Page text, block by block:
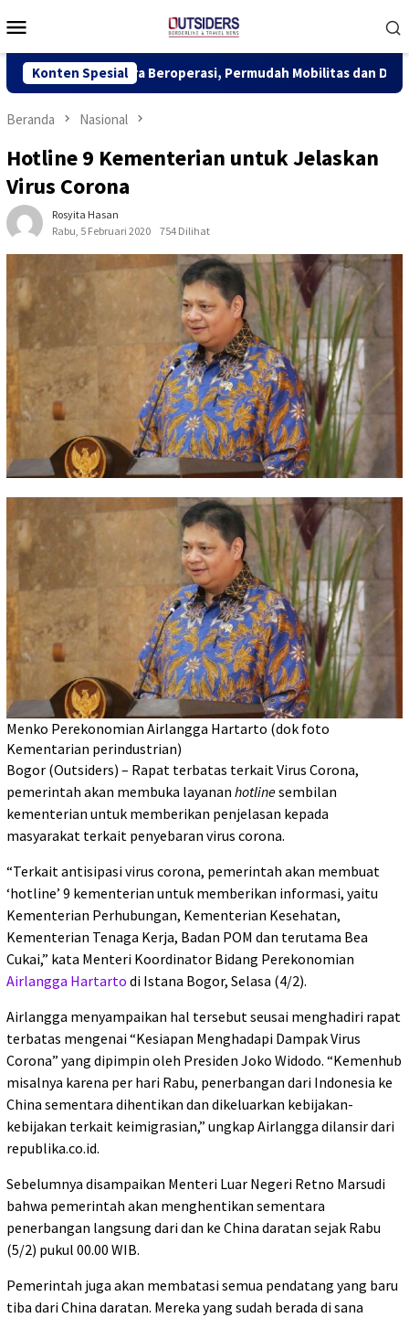
ke
Mobile
Konten Spesial
Beroperasi, Permudah Mobilitas dan Dongkrak Ekonomi
Beranda Nasional
Hotline 9 Kementerian untuk Jelaskan
Virus Corona
Rosyita Hasan
Rabu, 5 Februari 2020
754 Dilihat
Menko Perekonomian Airlangga Hartarto (dok foto
Kementarian perindustrian)
Bogor (Outsiders) – Rapat terbatas terkait Virus Corona,
pemerintah akan membuka layanan hotlinesembilan
kementerian untuk memberikan penjelasan kepada
masyarakat terkait penyebaran virus corona.
“Terkait antisipasi virus corona, pemerintah akan membuat
‘hotline’ 9 kementerian untuk memberikan informasi, yaitu
Kementerian Perhubungan, Kementerian Kesehatan,
Kementerian Tenaga Kerja, Badan POM dan terutama Bea
Cukai,” kata Menteri Koordinator Bidang Perekonomian
Airlangga Hartarto di Istana Bogor, Selasa (4/2).
Airlangga menyampaikan hal tersebut seusai menghadiri rapat
terbatas mengenai “Kesiapan Menghadapi Dampak Virus
Corona” yang dipimpin oleh Presiden Joko Widodo. “Kemenhub
misalnya karena per hari Rabu, penerbangan dari Indonesia ke
China sementara dihentikan dan dikeluarkan kebijakan-
kebijakan terkait keimigrasian,” ungkap Airlangga dilansir dari
republika.co.id.
Sebelumnya disampaikan Menteri Luar Negeri Retno Marsudi
bahwa pemerintah akan menghentikan sementara
penerbangan langsung dari dan ke China daratan sejak Rabu
(5/2) pukul 00.00 WIB.
Pemerintah juga akan membatasi semua pendatang yang baru
tiba dari China daratan. Mereka yang sudah berada di sana